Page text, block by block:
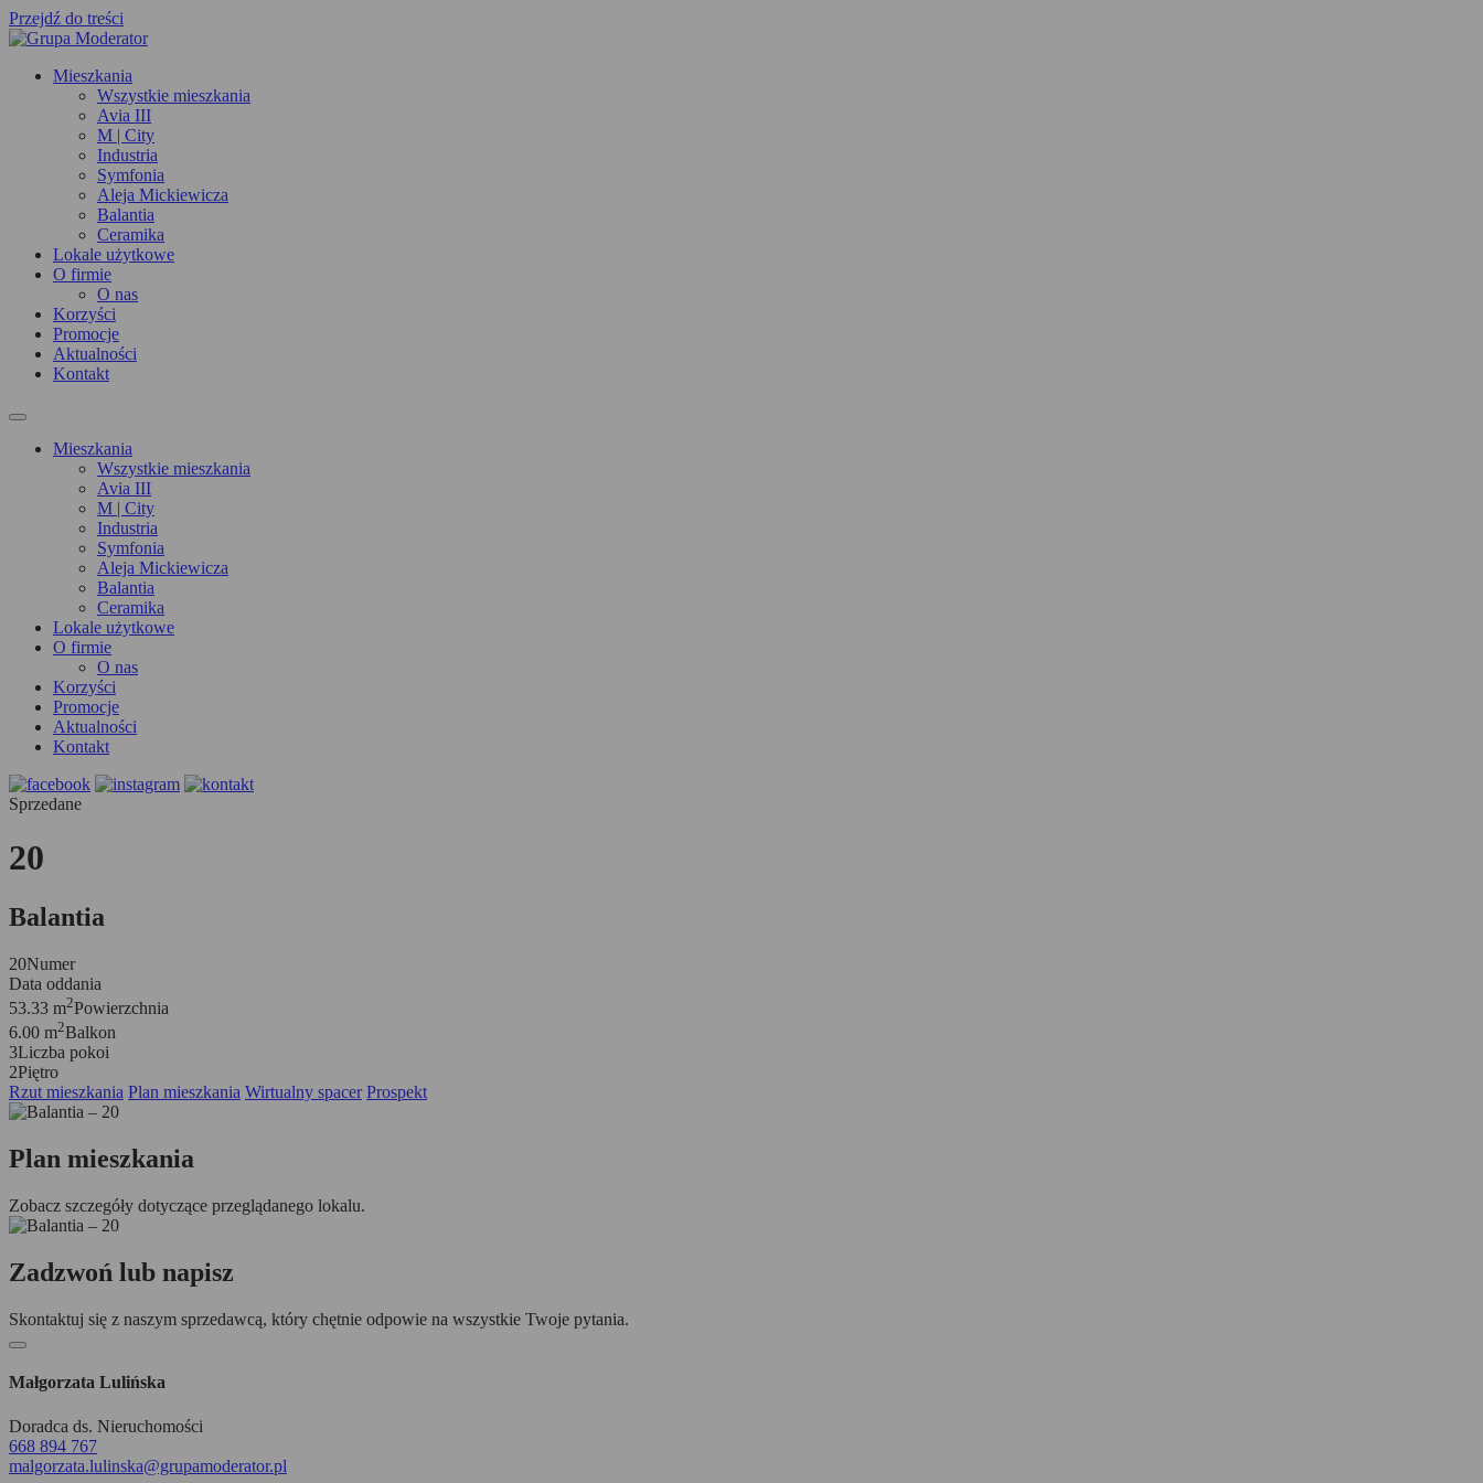
Przejdź do treści
Mieszkania
Wszystkie mieszkania
Avia III
M | City
Industria
Symfonia
Aleja Mickiewicza
Balantia
Ceramika
Lokale użytkowe
O firmie
O nas
Korzyści
Promocje
Aktualności
Kontakt
Mieszkania
Wszystkie mieszkania
Avia III
M | City
Industria
Symfonia
Aleja Mickiewicza
Balantia
Ceramika
Lokale użytkowe
O firmie
O nas
Korzyści
Promocje
Aktualności
Kontakt
Sprzedane
20
Balantia
20Numer
Data oddania
53.33 m2Powierzchnia
6.00 m2Balkon
3Liczba pokoi
2Piętro
Rzut mieszkania Plan mieszkania Wirtualny spacer Prospekt
Plan mieszkania
Zobacz szczegóły dotyczące przeglądanego lokalu.
Zadzwoń lub napisz
Skontaktuj się z naszym sprzedawcą, który chętnie odpowie na wszystkie Twoje pytania.
Małgorzata Lulińska
Doradca ds. Nieruchomości
668 894 767
malgorzata.lulinska@grupamoderator.pl